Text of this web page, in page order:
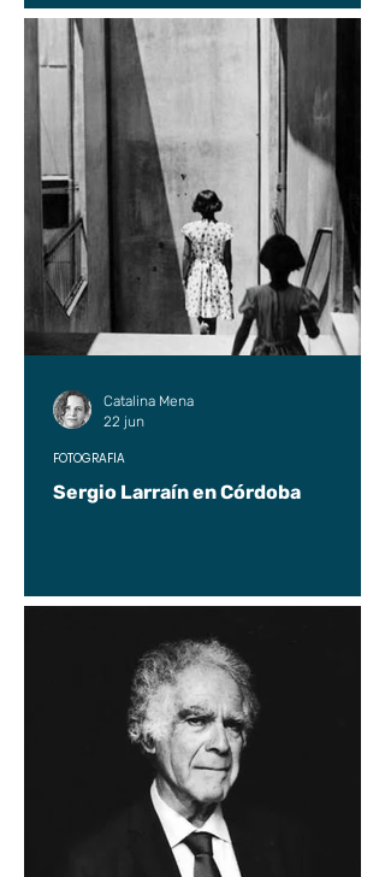
Sergio Larraín en Córdoba
FOTOGRAFÍA
Catalina Mena
22 jun